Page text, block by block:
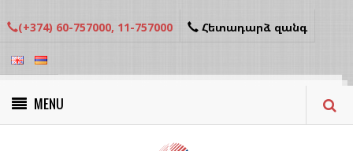
(+374) 60-757000, 11-757000 Հետադարձ զանգ
MENU